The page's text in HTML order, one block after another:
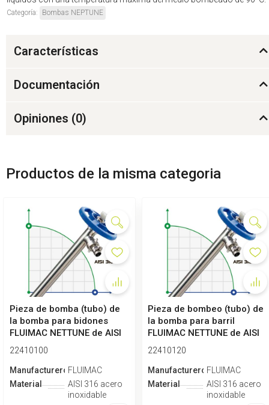
Categoría: Bombas NEPTUNE
Características
Documentación
Opiniones (0)
Productos de la misma categoria
Pieza de bomba (tubo) de
la bomba para bidones
FLUIMAC NETTUNE de AISI
316 (e...
22410100
Manufacturero FLUIMAC
Material
AISI 316 acero
inoxidable
Pieza de bombeo (tubo) de
la bomba para barril
FLUIMAC NETTUNE de AISI
316 (e...
22410120
Manufacturero FLUIMAC
Material
AISI 316 acero
inoxidable